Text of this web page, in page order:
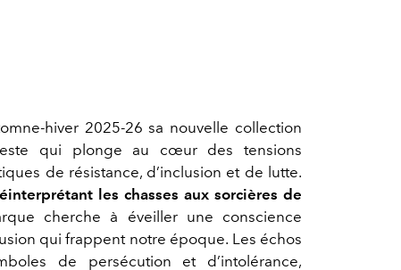
hiver 2025-26 sa nouvelle collection
qui plonge au cœur des tensions
de résistance, d’inclusion et de lutte.
les chasses aux sorcières de
cherche à éveiller une conscience
qui frappent notre époque. Les échos
de persécution et d’intolérance,